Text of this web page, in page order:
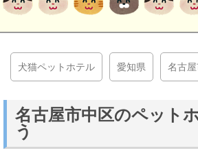
犬猫ペットホテル 愛知県 名古
名古屋市中区のペット
う